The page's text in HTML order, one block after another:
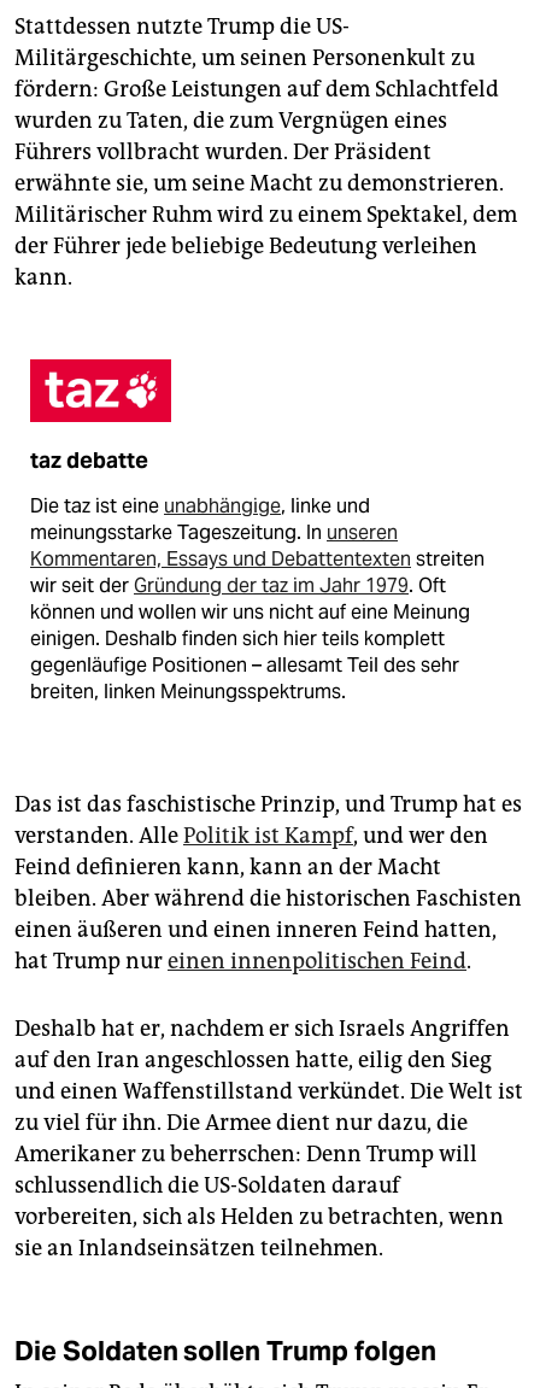
Stattdessen nutzte Trump die US-
Militärgeschichte, um seinen Personenkult zu
fördern: Große Leistungen auf dem Schlachtfeld
wurden zu Taten, die zum Vergnügen eines
Führers vollbracht wurden. Der Präsident
erwähnte sie, um seine Macht zu demonstrieren.
Militärischer Ruhm wird zu einem Spektakel, dem
der Führer jede beliebige Bedeutung verleihen
kann.
taz debatte
Die taz ist eine unabhängige, linke und
meinungsstarke Tageszeitung. In unseren
Kommentaren, Essays und Debattentexten streiten
wir seit derGründung der taz im Jahr 1979. Oft
können und wollen wir uns nicht auf eine Meinung
einigen. Deshalb finden sich hier teils komplett
gegenläufige Positionen – allesamt Teil des sehr
breiten, linken Meinungsspektrums.
Das ist das faschistische Prinzip, und Trump hat es
verstanden. AllePolitik ist Kampf, und wer den
Feind definieren kann, kann an der Macht
bleiben. Aber während die historischen Faschisten
einen äußeren und einen inneren Feind hatten,
hat Trump nureinen innenpolitischen Feind.
Deshalb hat er, nachdem er sich Israels Angriffen
auf den Iran angeschlossen hatte, eilig den Sieg
und einen Waffenstillstand verkündet. Die Welt ist
zu viel für ihn. Die Armee dient nur dazu, die
Amerikaner zu beherrschen: Denn Trump will
schlussendlich die US-Soldaten darauf
vorbereiten, sich als Helden zu betrachten, wenn
sie an Inlandseinsätzen teilnehmen.
Die Soldaten sollen Trump folgen